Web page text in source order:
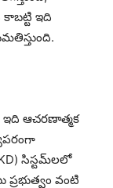
కాబట్టి ఇది
ఇది ఆచరణాత్మక
సిస్టమ్‌లలో
వంటి